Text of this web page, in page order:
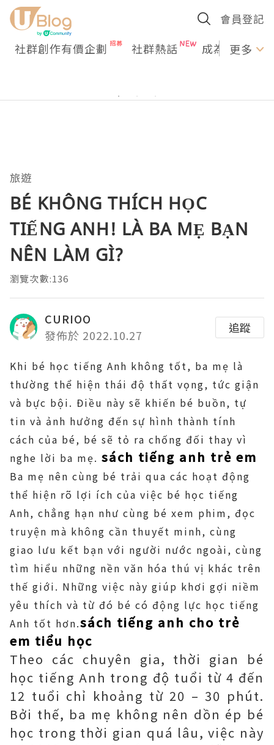
會員登記
社群創作有價企劃 社群熱話 成為U更多
旅遊
BÉ KHÔNG THÍCH HỌC
TIẾNG ANH! LÀ BA MẸ BẠN
NÊN LÀM GÌ?
瀏覽次數:136
CURIOO
發佈於 2022.10.27
追蹤
Khi bé học tiếng Anh không tốt, ba mẹ là
thường thể hiện thái độ thất vọng, tức giận
và bực bội. Điều này sẽ khiến bé buồn, tự
tin và ảnh hưởng đến sự hình thành tính
cách của bé, bé sẽ tỏ ra chống đối thay vì
nghe lời ba mẹ. sách tiếng anh trẻ em
Ba mẹ nên cùng bé trải qua các hoạt động
thể hiện rõ lợi ích của việc bé học tiếng
Anh, chẳng hạn như cùng bé xem phim, đọc
truyện mà không cần thuyết minh, cùng
giao lưu kết bạn với người nước ngoài, cùng
tìm hiểu những nền văn hóa thú vị khác trên
thế giới. Những việc này giúp khơi gợi niềm
yêu thích và từ đó bé có động lực học tiếng
Anh tốt hơn.sách tiếng anh cho trẻ
em tiểu học
Theo các chuyên gia, thời gian bé
học tiếng Anh trong độ tuổi từ 4 đến
12 tuổi chỉ khoảng từ 20 – 30 phút.
Bởi thế, ba mẹ không nên dồn ép bé
học trong thời gian quá lâu, việc này